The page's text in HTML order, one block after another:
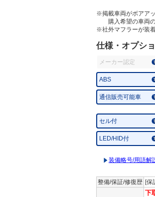
※掲載車両がボアア
購入希望の車両の
※社外マフラーが装
仕様・オプシ
メーカー認定
ABS
通信販売可能車
セル付
LED/HID付
装備略号/用語解
整備/保証/修復歴 [保
下